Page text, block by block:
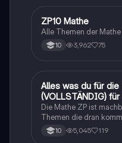
Mathe
ZP10 Mathe
Alle Themen der Mathe
10 3,962 75
Mathe
Alles was du für die
(VOLLSTÄNDIG)
Realschule
Die Mathe ZP ist
Themen die dran
schnell den Überblick.
Themen bis hin zu den
10 5,045 119